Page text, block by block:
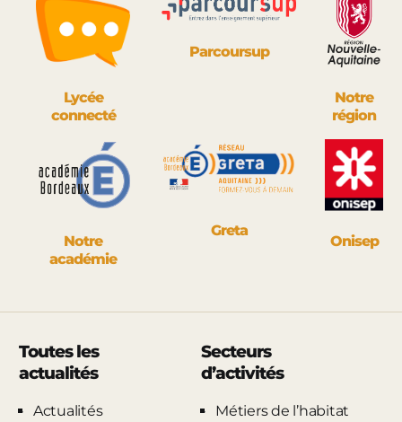
Lycée
connecté
Parcoursup
Notre
région
Notre
académie
Greta
Onisep
Toutes les
actualités
Actualités
Secteurs
d’activités
Métiers de l’habitat